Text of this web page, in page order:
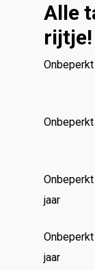
Alle
rijtje!
€
€
jaar
jaar €